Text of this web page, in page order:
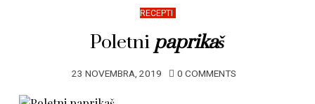
RECEPTI
Poletni paprikaš
23 NOVEMBRA, 2019 0 COMMENTS